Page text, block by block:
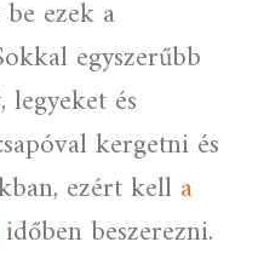
ezek a
egyszerűbb
és
kergetni és
ezért kella
időben beszerezni.